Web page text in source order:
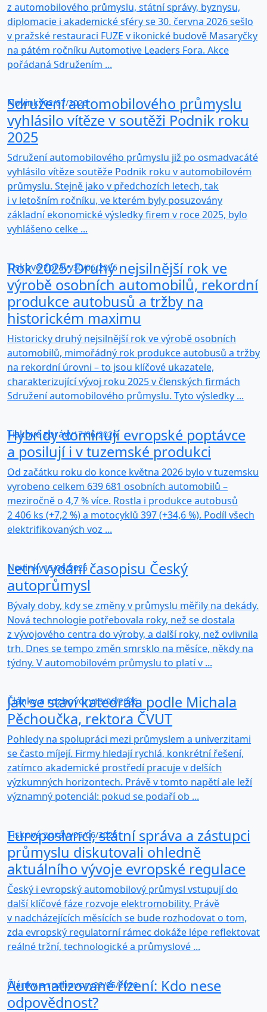
z automobilového průmyslu, státní správy, byznysu,
diplomacie i akademické sféry se 30. června 2026 sešlo
v pražské restauraci FUZE v ikonické budově Masaryčky
na pátém ročníku Automotive Leaders Fora. Akce
pořádaná Sdružením ...
Novinky02/07/2026
Sdružení automobilového průmyslu
vyhlásilo vítěze v soutěži Podnik roku
2025
Sdružení automobilového průmyslu již po osmadvacáté
vyhlásilo vítěze soutěže Podnik roku v automobilovém
průmyslu. Stejně jako v předchozích letech, tak
i v letošním ročníku, ve kterém byly posuzovány
základní ekonomické výsledky firem v roce 2025, bylo
vyhlášeno celke ...
Tiskové zprávy30/06/2026
Rok 2025: Druhý nejsilnější rok ve
výrobě osobních automobilů, rekordní
produkce autobusů a tržby na
historickém maximu
Historicky druhý nejsilnější rok ve výrobě osobních
automobilů, mimořádný rok produkce autobusů a tržby
na rekordní úrovni – to jsou klíčové ukazatele,
charakterizující vývoj roku 2025 v členských firmách
Sdružení automobilového průmyslu. Tyto výsledky ...
Tiskové zprávy17/06/2026
Hybridy dominují evropské poptávce
a posilují i v tuzemské produkci
Od začátku roku do konce května 2026 bylo v tuzemsku
vyrobeno celkem 639 681 osobních automobilů –
meziročně o 4,7 % více. Rostla i produkce autobusů
2 406 ks (+7,2 %) a motocyklů 397 (+34,6 %). Podíl všech
elektrifikovaných voz ...
Novinky15/06/2026
Letní vydání časopisu Český
autoprůmysl
Bývaly doby, kdy se změny v průmyslu měřily na dekády.
Nová technologie potřebovala roky, než se dostala
z vývojového centra do výroby, a další roky, než ovlivnila
trh. Dnes se tempo změn smrsklo na měsíce, někdy na
týdny. V automobilovém průmyslu to platí v ...
Články a rozhovory13/06/2026
Jak se staví katedrála podle Michala
Pěchoučka, rektora ČVUT
Pohledy na spolupráci mezi průmyslem a univerzitami
se často míjejí. Firmy hledají rychlá, konkrétní řešení,
zatímco akademické prostředí pracuje v delších
výzkumných horizontech. Právě v tomto napětí ale leží
významný potenciál: pokud se podaří ob ...
Tiskové zprávy05/06/2026
Europoslanci, státní správa a zástupci
průmyslu diskutovali ohledně
aktuálního vývoje evropské regulace
Český i evropský automobilový průmysl vstupují do
další klíčové fáze rozvoje elektromobility. Právě
v nadcházejících měsících se bude rozhodovat o tom,
zda evropský regulatorní rámec dokáže lépe reflektovat
reálné tržní, technologické a průmyslové ...
Články a rozhovory22/05/2026
Automatizované řízení: Kdo nese
odpovědnost?